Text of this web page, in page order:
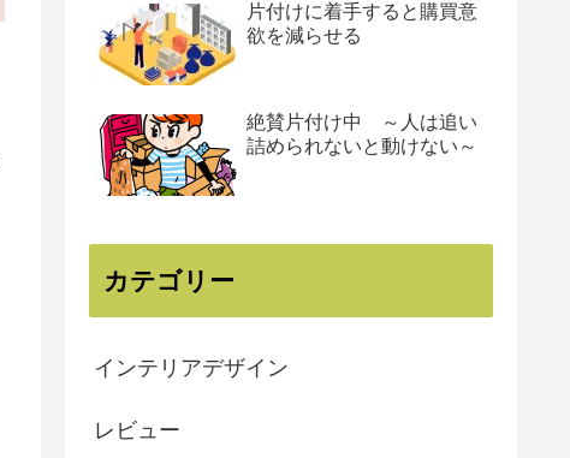
片付けに着手すると購買意
欲を減らせる
絶賛片付け中 ～人は追い
詰められないと動けない～
カテゴリー
インテリアデザイン
レビュー